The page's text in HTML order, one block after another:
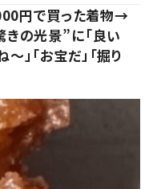
円で買った着物→
の光景”に「良い
」「お宝だ」「掘り